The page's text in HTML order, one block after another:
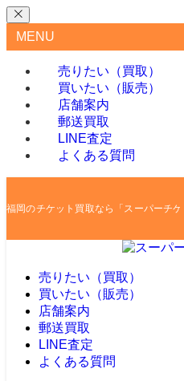
MENU
売りたい（買取）
買いたい（販売）
店舗案内
郵送買取
LINE査定
よくある質問
福岡のチケット買取なら「スーパーチケ
売りたい（買取）
買いたい（販売）
店舗案内
郵送買取
LINE査定
よくある質問